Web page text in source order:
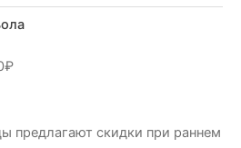
₽
предлагают скидки при раннем